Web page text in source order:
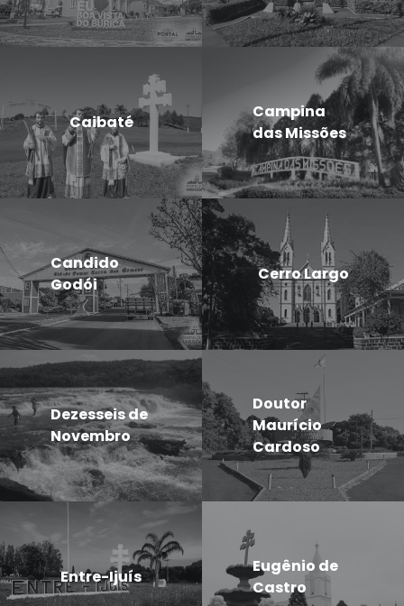
Caibaté
Campina
das Missões
Candido
Godói
Cerro Largo
Dezesseis de
Novembro
Doutor
Maurício
Cardoso
Entre-Ijuís
Eugênio de
Castro